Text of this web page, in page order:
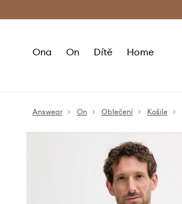
Ona On Dítě Home
Answear On Oblečení Košile